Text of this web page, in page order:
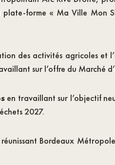
forme « Ma Ville
des activités agricoles
sur l’offre du Marché
en travaillant sur l’objectif
2027.
Bordeaux